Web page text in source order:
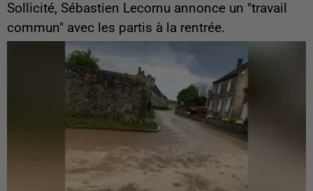
Sollicité, Sébastien Lecornu annonce un "travail
commun" avec les partis à la rentrée.